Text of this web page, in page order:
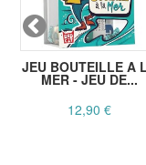
JEU BOUTEILLE A
MER - JEU DE...
12,90 €